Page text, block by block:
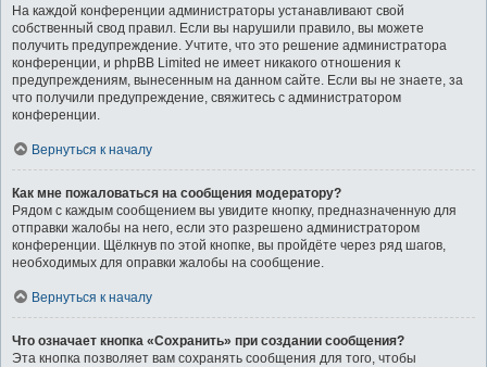
На каждой конференции администраторы устанавливают свой
собственный свод правил. Если вы нарушили правило, вы можете
получить предупреждение. Учтите, что это решение администратора
конференции, и phpBB Limited не имеет никакого отношения к
предупреждениям, вынесенным на данном сайте. Если вы не знаете, за
что получили предупреждение, свяжитесь с администратором
конференции.
Вернуться к началу
Как мне пожаловаться на сообщения модератору?
Рядом с каждым сообщением вы увидите кнопку, предназначенную для
отправки жалобы на него, если это разрешено администратором
конференции. Щёлкнув по этой кнопке, вы пройдёте через ряд шагов,
необходимых для оправки жалобы на сообщение.
Вернуться к началу
Что означает кнопка «Сохранить» при создании сообщения?
Эта кнопка позволяет вам сохранять сообщения для того, чтобы